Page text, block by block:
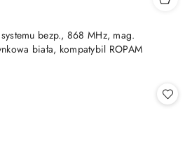
bezp., 868 MHz, mag.
biała, kompatybil ROPAM